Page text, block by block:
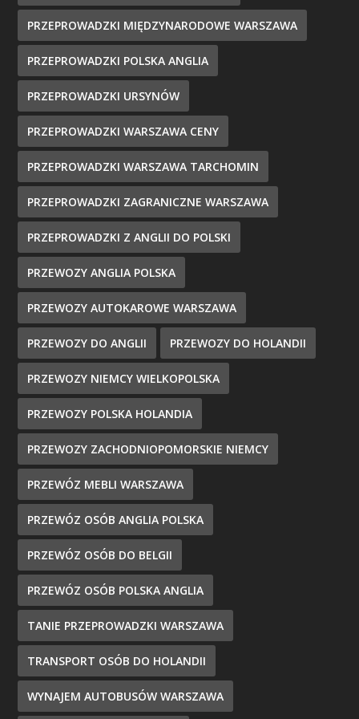
PRZEPROWADZKI MIĘDZYNARODOWE WARSZAWA
PRZEPROWADZKI POLSKA ANGLIA
PRZEPROWADZKI URSYNÓW
PRZEPROWADZKI WARSZAWA CENY
PRZEPROWADZKI WARSZAWA TARCHOMIN
PRZEPROWADZKI ZAGRANICZNE WARSZAWA
PRZEPROWADZKI Z ANGLII DO POLSKI
PRZEWOZY ANGLIA POLSKA
PRZEWOZY AUTOKAROWE WARSZAWA
PRZEWOZY DO ANGLII PRZEWOZY DO HOLANDII
PRZEWOZY NIEMCY WIELKOPOLSKA
PRZEWOZY POLSKA HOLANDIA
PRZEWOZY ZACHODNIOPOMORSKIE NIEMCY
PRZEWÓZ MEBLI WARSZAWA
PRZEWÓZ OSÓB ANGLIA POLSKA
PRZEWÓZ OSÓB DO BELGII
PRZEWÓZ OSÓB POLSKA ANGLIA
TANIE PRZEPROWADZKI WARSZAWA
TRANSPORT OSÓB DO HOLANDII
WYNAJEM AUTOBUSÓW WARSZAWA